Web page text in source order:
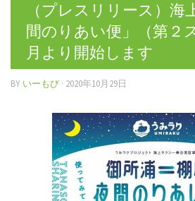
（プレスリリース）海
間のりあい便」（第２
月より開始します
BY いーもび · 2020年10月29日